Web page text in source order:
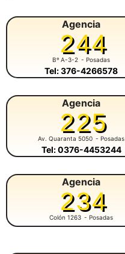
Agencia
244
Bº A-3-2 - Posadas
Tel: 376-4266578
Agencia
225
Av. Quaranta 5050 - Posadas
Tel: 0376-4453244
Agencia
234
Colón 1263 - Posadas